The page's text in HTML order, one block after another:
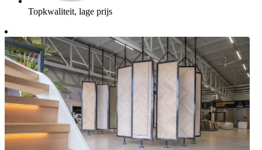
Topkwaliteit, lage prijs